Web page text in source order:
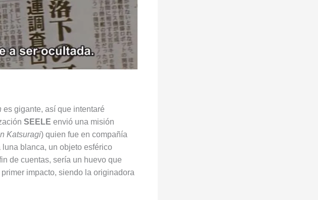
es gigante, así que intentaré
SEELE envió una misión
Katsuragi) quien fue en compañía
blanca, un objeto esférico
de cuentas, sería un huevo que
impacto, siendo la originadora